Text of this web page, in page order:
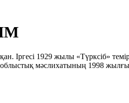
Іргесі 1929 жылы «Түрксіб»
мәслихатының 1998 жылғы